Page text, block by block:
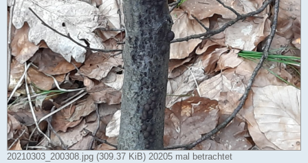
20210303_200308.jpg (309.37 KiB) 20205 mal betrachtet